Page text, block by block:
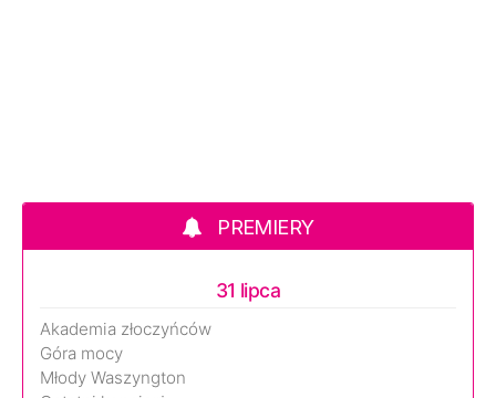
PREMIERY
31 lipca
Akademia złoczyńców
Góra mocy
Młody Waszyngton